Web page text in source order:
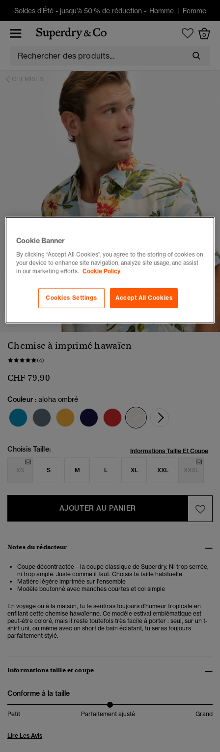
Soldes d'Été -jusqu'à 50 % de réduction - Homme| Femme
0
CHEMISES
Chemise à imprimé hawaïen
(4)
CHF 79,90
Couleur :aloha ombré
sélectionné
Choisis Taille: Informations Taille Et Coupe
XS S M L XL XXL XXXL
AJOUTER AU PANIER
Notes du rédacteur
Coupe décontractée – la coupe classique de Superdry. Ni trop serrée,
ni trop ample. Juste comme il faut. Choisis ta taille habituelle
Matière légère imprimée sur l'ensemble
Modèle boutonné avec manches courtes et col simple
En voyage ou à la maison, tu te sentiras toujours d'humeur tropicale en
enfilant cette chemise hawaïenne. Ce modèle estival emblématique est
peut-être coloré, mais il reste toutefois très facile à porter : seul, sur un t-
shirt uni, ou même avec un short de bain éclatant, tu seras toujours
parfaitement stylé.
Informations taille et coupe
Conforme à la taille
Petit Parfaitement ajusté Grand
Lire Les Avis
Cookie Banner
By clicking “Accept All Cookies”, you agree to the storing of cookies on
your device to enhance site navigation, analyze site usage, and assist
in our marketing efforts. Cookie Policy
Accept All Cookies
Cookies Settings